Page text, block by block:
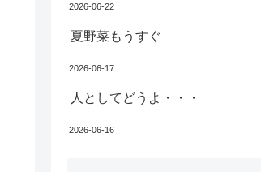
2026-06-22
夏野菜もうすぐ
2026-06-17
人としてどうよ・・・
2026-06-16